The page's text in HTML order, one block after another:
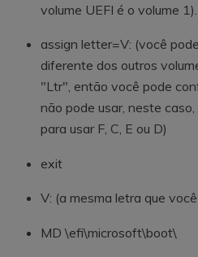
volume UEFI é o volume 1).
assign letter=V: (você
diferente dos outros
"Ltr", então você pode
não pode usar, neste
para usar F, C, E ou D)
exit
V: (a mesma letra que
MD \efi\microsoft\boot\